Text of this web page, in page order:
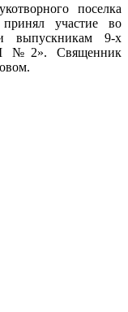
поселка
участие во
выпускникам 9-х
№2». Священник